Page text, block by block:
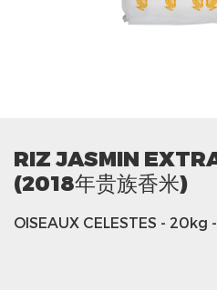
RIZ JASMIN
(2018年贵族香米)
OISEAUX CELESTES - 20kg